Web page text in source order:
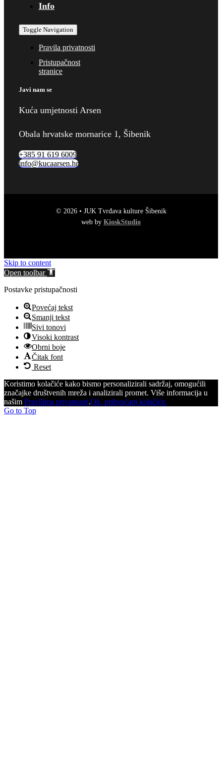
Info
Toggle Navigation
Pravila privatnosti
Pristupačnost
stranice
Javi nam se
Kuća umjetnosti Arsen
Obala hrvatske mornarice 1, Šibenik
+385 91 619 6009
info@kucaarsen.hr
© 2026 • JUK Tvrđava kulture Šibenik
web by KioskStudio
Skip to content
Open toolbar
Postavke pristupačnosti
Povećaj tekst
Smanji tekst
Sivi tonovi
Visoki kontrast
Obrni boje
Čitak font
Reset
Koristimo kolačiće kako bismo personalizirali sadržaj, omogućili
značajke društvenih mreža i analizirali promet. Više informacija u
našim Pravilima privatnosti.Ok, prihvaćam kolačiće.
Go to Top